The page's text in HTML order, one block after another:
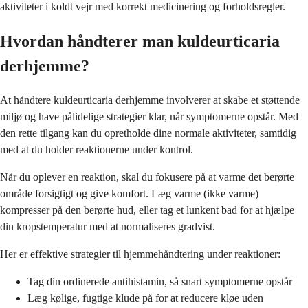
aktiviteter i koldt vejr med korrekt medicinering og forholdsregler.
Hvordan håndterer man kuldeurticaria
derhjemme?
At håndtere kuldeurticaria derhjemme involverer at skabe et støttende
miljø og have pålidelige strategier klar, når symptomerne opstår. Med
den rette tilgang kan du opretholde dine normale aktiviteter, samtidig
med at du holder reaktionerne under kontrol.
Når du oplever en reaktion, skal du fokusere på at varme det berørte
område forsigtigt og give komfort. Læg varme (ikke varme)
kompresser på den berørte hud, eller tag et lunkent bad for at hjælpe
din kropstemperatur med at normaliseres gradvist.
Her er effektive strategier til hjemmehåndtering under reaktioner:
Tag din ordinerede antihistamin, så snart symptomerne opstår
Læg kølige, fugtige klude på for at reducere kløe uden